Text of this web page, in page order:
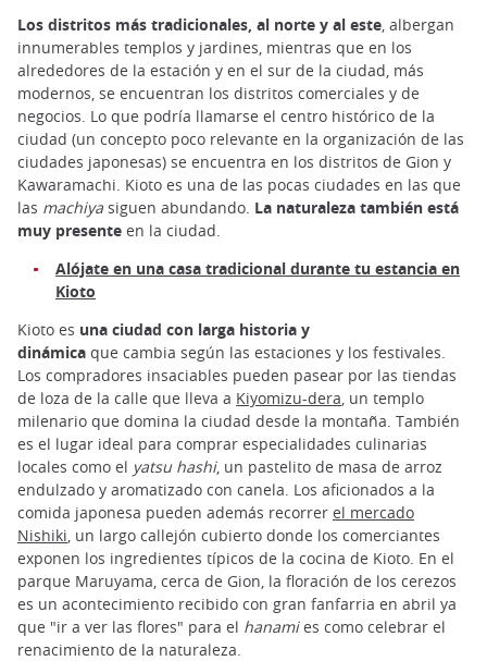
Los distritos más tradicionales, al norte y al este , albergan
innumerables templos y jardines, mientras que en los
alrededores de la estación y en el sur de la ciudad, más
modernos, se encuentran los distritos comerciales y de
negocios. Lo que podría llamarse el centro histórico de la
ciudad (un concepto poco relevante en la organización de las
ciudades japonesas) se encuentra en los distritos de Gion y
Kawaramachi. Kioto es una de las pocas ciudades en las que
las machiya siguen abundando. La naturaleza también está
muy presente en la ciudad.
Alójate en una casa tradicional durante tu estancia en
Kioto
Kioto es una ciudad con larga historia y
dinámica que cambia según las estaciones y los festivales.
Los compradores insaciables pueden pasear por las tiendas
de loza de la calle que lleva a Kiyomizu-dera, un templo
milenario que domina la ciudad desde la montaña. También
es el lugar ideal para comprar especialidades culinarias
locales como el yatsu hashi, un pastelito de masa de arroz
endulzado y aromatizado con canela. Los aficionados a la
comida japonesa pueden además recorrer el mercado
Nishiki, un largo callejón cubierto donde los comerciantes
exponen los ingredientes típicos de la cocina de Kioto. En el
parque Maruyama, cerca de Gion, la floración de los cerezos
es un acontecimiento recibido con gran fanfarria en abril ya
que "ir a ver las flores" para el hanamies como celebrar el
renacimiento de la naturaleza.